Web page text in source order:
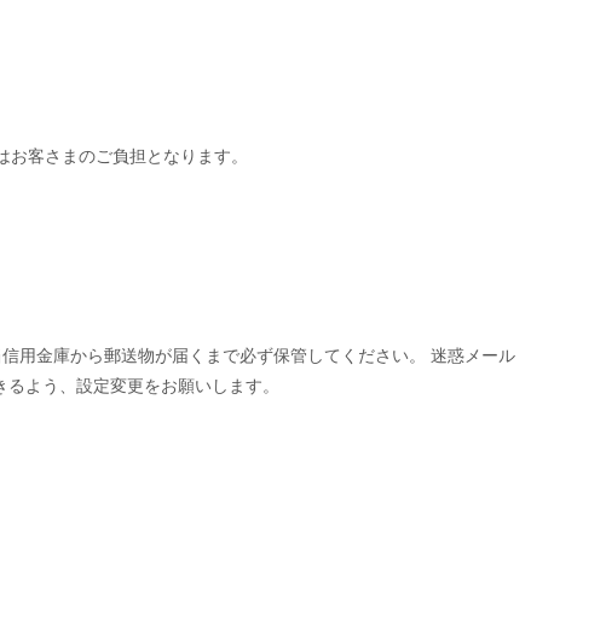
客さまのご負担となります。
用金庫から郵送物が届くまで必ず保管してください。
迷惑メール
よう、設定変更をお願いします。